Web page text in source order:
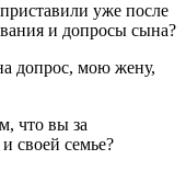
уже после
и допросы сына?
допрос, мою жену,
что вы за
своей семье?